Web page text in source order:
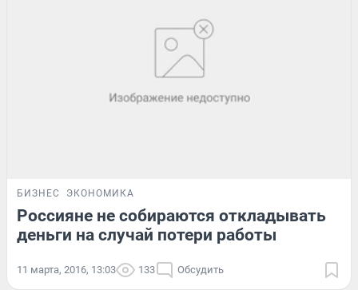
БИЗНЕС ЭКОНОМИКА
Россияне не собираются откладывать
деньги на случай потери работы
11 марта, 2016, 13:03 133 Обсудить